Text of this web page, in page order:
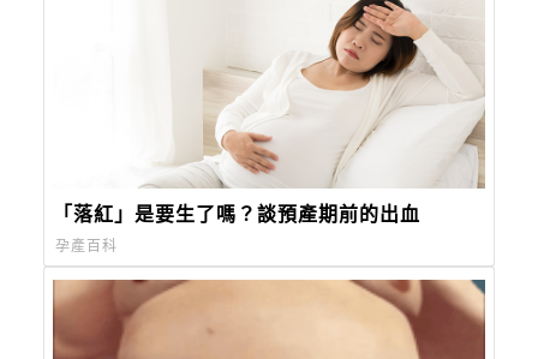
「落紅」是要生了嗎？談預產期前的出血
孕產百科